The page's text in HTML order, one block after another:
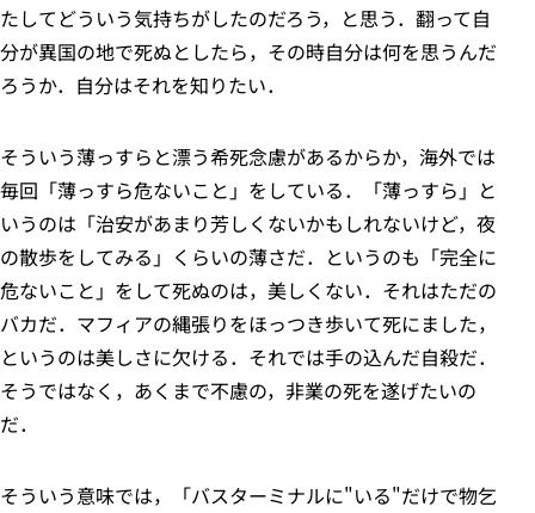
たしてどういう気持ちがしたのだろう，と思う．翻って自
分が異国の地で死ぬとしたら，その時自分は何を思うんだ
ろうか．自分はそれを知りたい．
そういう薄っすらと漂う希死念慮があるからか，海外では
毎回「薄っすら危ないこと」をしている．「薄っすら」と
いうのは「治安があまり芳しくないかもしれないけど，夜
の散歩をしてみる」くらいの薄さだ．というのも「完全に
危ないこと」をして死ぬのは，美しくない．それはただの
バカだ．マフィアの縄張りをほっつき歩いて死にました，
というのは美しさに欠ける．それでは手の込んだ自殺だ．
そうではなく，あくまで不慮の，非業の死を遂げたいの
だ．
そういう意味では，「バスターミナルに"いる"だけで物乞